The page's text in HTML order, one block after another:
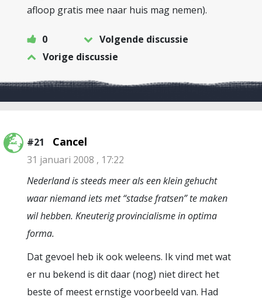
afloop gratis mee naar huis mag nemen).
0
Volgende discussie
Vorige discussie
#21 Cancel
31 januari 2008 , 17:22
Nederland is steeds meer als een klein gehucht
waar niemand iets met “stadse fratsen” te maken
wil hebben. Kneuterig provincialisme in optima
forma.
Dat gevoel heb ik ook weleens. Ik vind met wat
er nu bekend is dit daar (nog) niet direct het
beste of meest ernstige voorbeeld van. Had